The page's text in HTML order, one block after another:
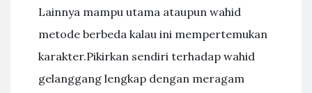
Lainnya mampu utama ataupun wahid
metode berbeda kalau ini mempertemukan
karakter.Pikirkan sendiri terhadap wahid
gelanggang lengkap dengan meragam